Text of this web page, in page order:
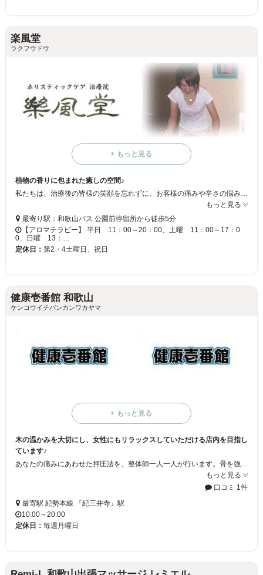
楽風堂
ラクフウドウ
もっと見る
植物の香りに包まれた癒しの空間♪
私たちは、治療後の皆様の笑顔を忘れずに、お客様の痛みや辛さの悩みを解決できるように一層努力していきたいと思います。
もっと見る
最寄り駅：和歌山バス 公園前停留所から徒歩5分
【アロマテラピー】 平日 11：00～20：00、土曜 11：00～17：0
0、日曜 13：…
定休日： 第2・4土曜日、祝日
健康壱番館 和歌山
ケンコウイチバンカンワカヤマ
もっと見る
木の温かみを大切にし、女性にもリラックスしていただける店内を目指し
ています♪
あなたの痛みにあわせた押圧法を、整体師一人一人が行います。骨を強い力でボキボキならしたりという施術過程もありませんので、ご安心ください！！
もっと見る
口コミ 1件
最寄駅 紀勢本線 『紀三井寺』駅
10:00～20:00
定休日： 毎週月曜日